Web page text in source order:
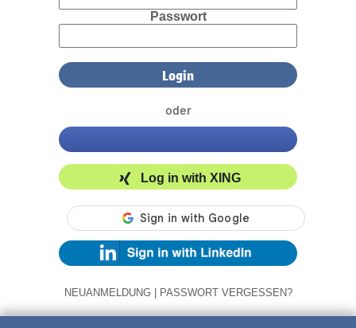
Passwort
oder
Log in with XING
NEUANMELDUNG | PASSWORT VERGESSEN?